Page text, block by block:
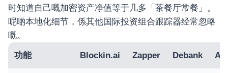
时知道自己嘅加密资产净值等于几多「茶餐厅常餐」。
呢啲本地化细节，係其他国际投资组合跟踪器经常忽略
嘅。
功能 Blockin.ai Zapper Debank